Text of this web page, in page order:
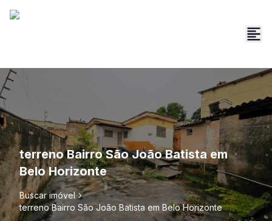
terreno Bairro São João Batista em
Belo Horizonte
Buscar imóvel
terreno Bairro São João Batista em Belo Horizonte